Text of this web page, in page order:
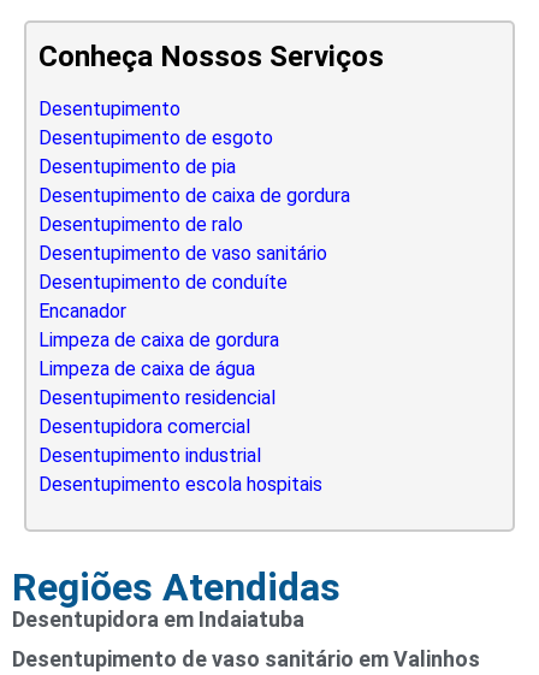
Conheça Nossos Serviços
Desentupimento
Desentupimento de esgoto
Desentupimento de pia
Desentupimento de caixa de gordura
Desentupimento de ralo
Desentupimento de vaso sanitário
Desentupimento de conduíte
Encanador
Limpeza de caixa de gordura
Limpeza de caixa de água
Desentupimento residencial
Desentupidora comercial
Desentupimento industrial
Desentupimento escola hospitais
Regiões Atendidas
Desentupidora em Indaiatuba
Desentupimento de vaso sanitário em Valinhos